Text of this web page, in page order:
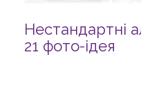
Нестандартні
21 фото-ідея